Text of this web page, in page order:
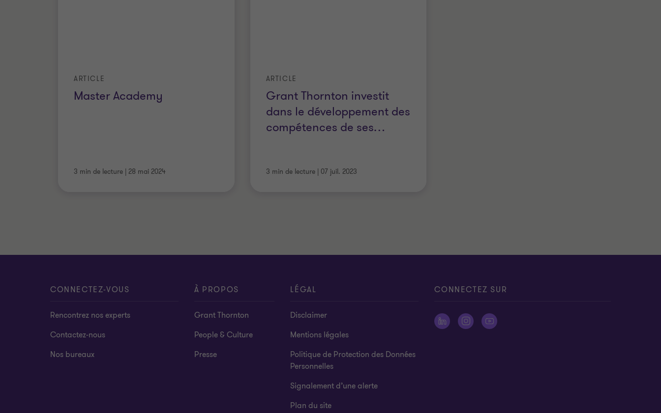
Master Academy
ARTICLE
3 min de lecture | 28 mai 2024
Grant Thornton investit
dans le développement des
compétences de ses…
ARTICLE
3 min de lecture | 07 juil. 2023
CONNECTEZ-VOUS
Rencontrez nos experts
Contactez-nous
Nos bureaux
À PROPOS
Grant Thornton
People & Culture
Presse
LÉGAL
Disclaimer
Mentions légales
Politique de Protection des Données
Personnelles
Signalement d’une alerte
Plan du site
CONNECTEZ SUR